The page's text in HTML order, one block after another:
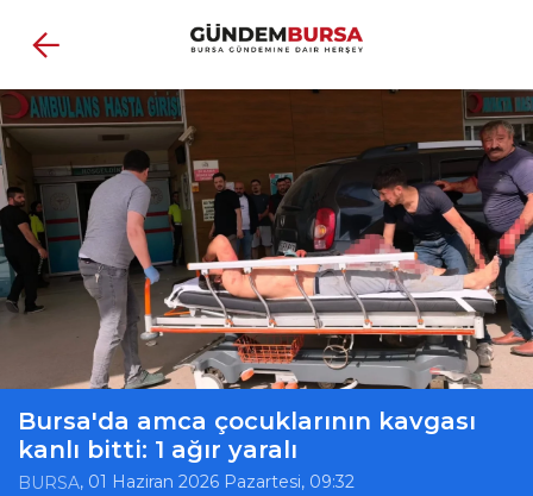
Bursa'da amca çocuklarının kavgası
kanlı bitti: 1 ağır yaralı
BURSA, 01 Haziran 2026 Pazartesi, 09:32